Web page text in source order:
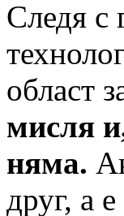
Следя с
област
мисля
няма.
друг, а